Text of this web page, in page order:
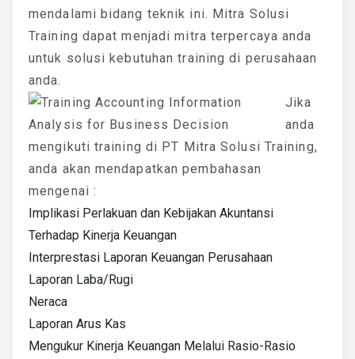
mendalami bidang teknik ini. Mitra Solusi
Training dapat menjadi mitra terpercaya anda
untuk solusi kebutuhan training di perusahaan
anda.
Jika
anda
mengikuti training di PT Mitra Solusi Training,
anda akan mendapatkan pembahasan
mengenai :
Implikasi Perlakuan dan Kebijakan Akuntansi
Terhadap Kinerja Keuangan
Interprestasi Laporan Keuangan Perusahaan
Laporan Laba/Rugi
Neraca
Laporan Arus Kas
Mengukur Kinerja Keuangan Melalui Rasio-Rasio